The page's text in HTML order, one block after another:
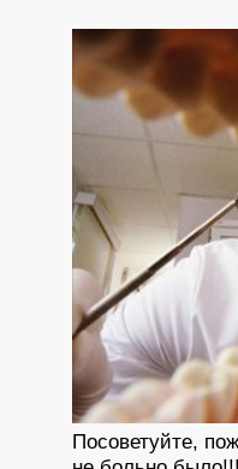
Посоветуйте,